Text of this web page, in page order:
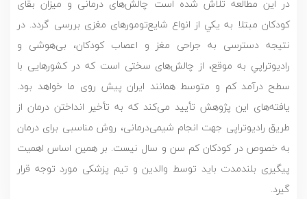
در اين مطالعه تلاش شده است چالش‌های درمانی و ميزان بقای
كودكان مبتلا به يكي از انواع شايع‌تومورهای مغزی بررسی گردد. در
نتيجه دسترسی به جراحی مغز و اعصاب کودکان، بی‌هوشی و
رادیوتراپیِ به موقع، از چالش‌های سختی است که در کشورهایی با
سطح درآمد كم و متوسط همانند ايران پیش روی ما خواهد بود.
یافته‌های این پژوهش تأیید می‌کند که به تأخیر انداختن درمان از
طریق رادیوتراپی جهت انجام شیمی‌درمانی، روش مناسبی برای درمان
به خصوص در کودکان کم سن و سال نیست. بر همین اساس اهمیت
پیگیری بلندمدت باید توسط والدین و تیم پزشکی مورد توجه قرار
گیرد.